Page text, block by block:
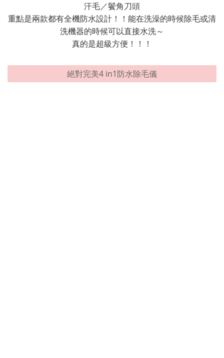
汗毛／鬢角刀頭
重點是兩款都有全機防水設計！！能在洗澡的時候除毛或清
洗機器的時候可以直接水洗～
真的是超級方便！！！
絕對完美4 in1防水除毛儀